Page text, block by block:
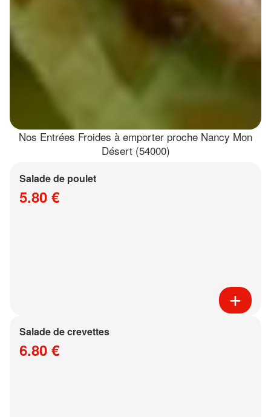
Nos Entrées Froides à emporter proche Nancy Mon
Désert (54000)
Salade de poulet
5.80 €
Salade de crevettes
6.80 €